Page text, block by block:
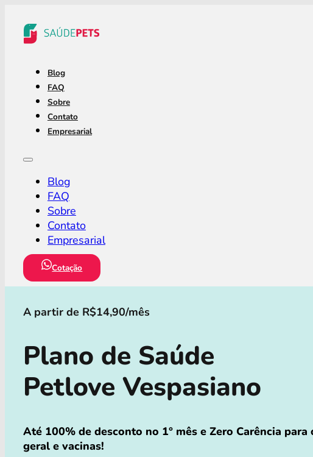
Blog
FAQ
Sobre
Contato
Empresarial
Blog
FAQ
Sobre
Contato
Empresarial
Cotação
A partir de R$14,90/mês
Plano de Saúde
Petlove Vespasiano
Até 100% de desconto no 1° mês e Zero Carência
geral e vacinas!